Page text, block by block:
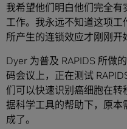
我希望他们明白他们完全
工作。我永远不知道这项
所产生的连锁效应才刚刚开
Dyer 为普及 RAPIDS 所做
码会议上，正在测试
们可以快速识别癌细胞在
据科学工具的帮助下，原
成了。